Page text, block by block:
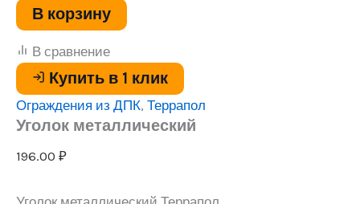
В корзину
В сравнение
Купить в 1 клик
Ограждения из ДПК, Террапол
Уголок металлический
196.00 ₽